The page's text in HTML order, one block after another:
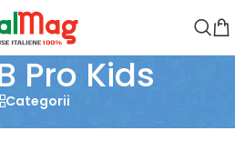
Pro Kids
Categorii